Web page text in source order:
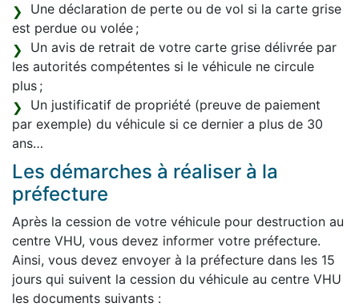
Une déclaration de perte ou de vol si la carte grise
est perdue ou volée ;
Un avis de retrait de votre carte grise délivrée par
les autorités compétentes si le véhicule ne circule
plus ;
Un justificatif de propriété (preuve de paiement
par exemple) du véhicule si ce dernier a plus de 30
ans…
Les démarches à réaliser à la
préfecture
Après la cession de votre véhicule pour destruction au
centre VHU, vous devez informer votre préfecture.
Ainsi, vous devez envoyer à la préfecture dans les 15
jours qui suivent la cession du véhicule au centre VHU
les documents suivants :